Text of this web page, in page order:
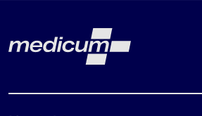
Lehe jalus